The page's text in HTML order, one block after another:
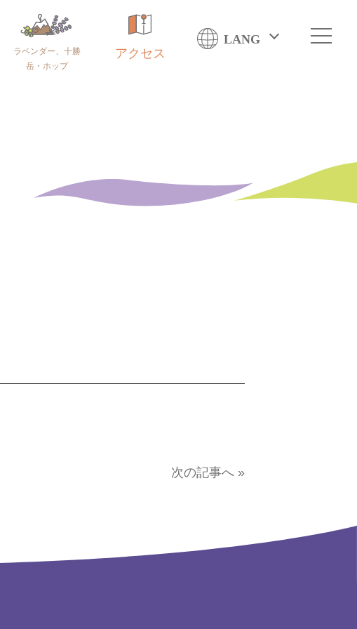
ラベンダー、十勝
岳・ホップ
アクセス
LANG
次の記事へ »